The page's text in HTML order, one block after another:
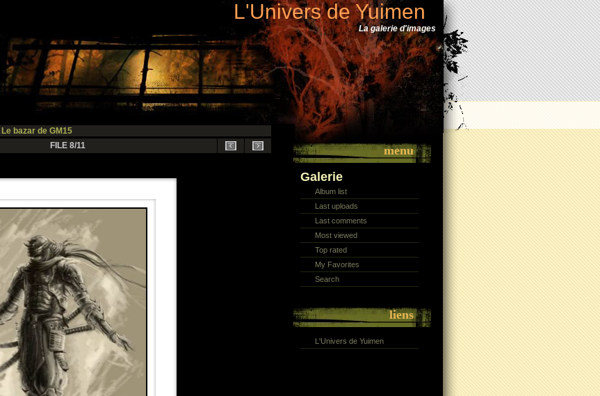
L'Univers de Yuimen
La galerie d'images
Le bazar de GM15
FILE 8/11
menu
Galerie
Album list
Last uploads
Last comments
Most viewed
Top rated
My Favorites
Search
liens
L'Univers de Yuimen